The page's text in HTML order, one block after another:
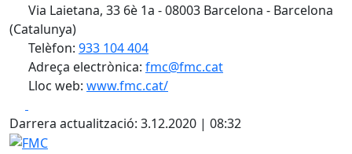
Via Laietana, 33 6è 1a - 08003 Barcelona - Barcelona
(Catalunya)
Telèfon: 933 104 404
Adreça electrònica: fmc@fmc.cat
Lloc web: www.fmc.cat/
Darrera actualització: 3.12.2020 | 08:32
FMC